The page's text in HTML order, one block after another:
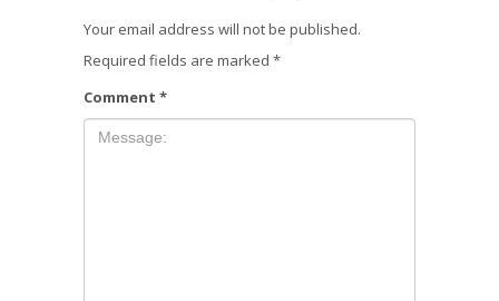
Your email address will not be published.
Required fields are marked *
Comment *